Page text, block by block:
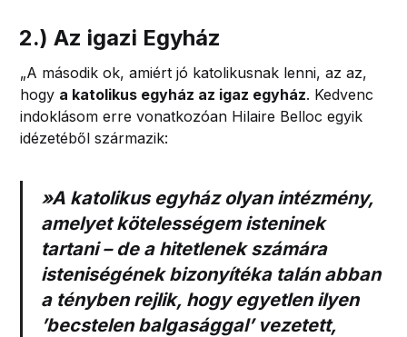
2.) Az igazi Egyház
„A második ok, amiért jó katolikusnak lenni, az az,
hogy a katolikus egyház az igaz egyház. Kedvenc
indoklásom erre vonatkozóan Hilaire Belloc egyik
idézetéből származik:
»A katolikus egyház olyan intézmény,
amelyet kötelességem isteninek
tartani – de a hitetlenek számára
isteniségének bizonyítéka talán abban
a tényben rejlik, hogy egyetlen ilyen
’becstelen balgasággal’ vezetett,